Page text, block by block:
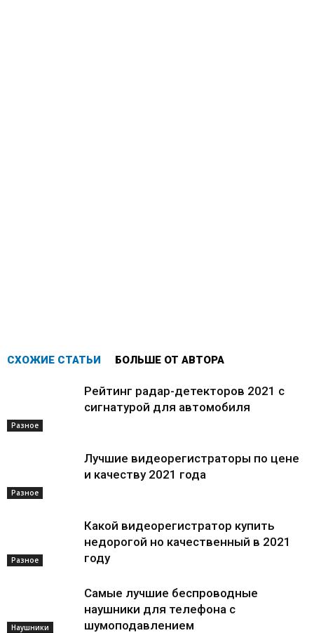
СХОЖИЕ СТАТЬИ БОЛЬШЕ ОТ АВТОРА
Разное
Рейтинг радар-детекторов 2021 с
сигнатурой для автомобиля
Разное
Лучшие видеорегистраторы по цене
и качеству 2021 года
Разное
Какой видеорегистратор купить
недорогой но качественный в 2021
году
Наушники
Самые лучшие беспроводные
наушники для телефона с
шумоподавлением